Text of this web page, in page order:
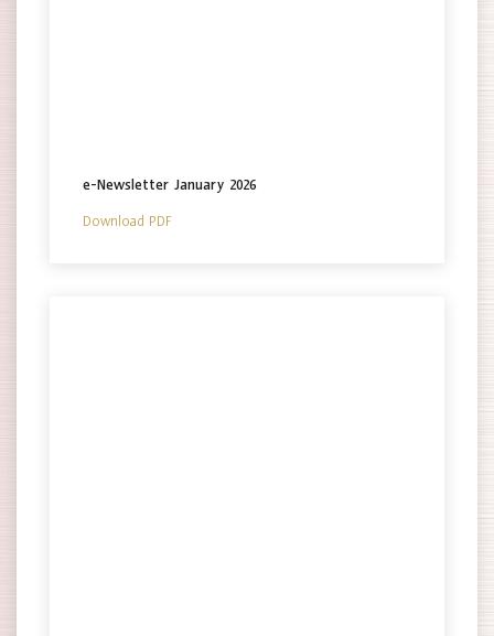
e-Newsletter January 2026
Download PDF